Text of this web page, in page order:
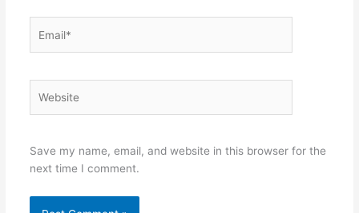
Save my name, email, and website in this browser for the
next time I comment.